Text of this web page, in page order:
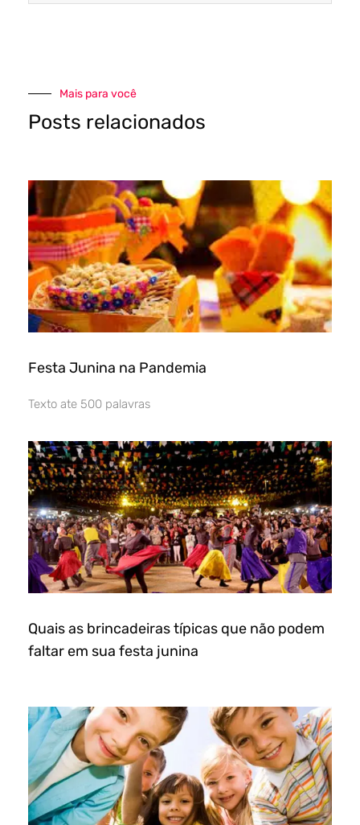
Mais para você
Posts relacionados
Festa Junina na Pandemia
Texto ate 500 palavras
Quais as brincadeiras típicas que não podem
faltar em sua festa junina